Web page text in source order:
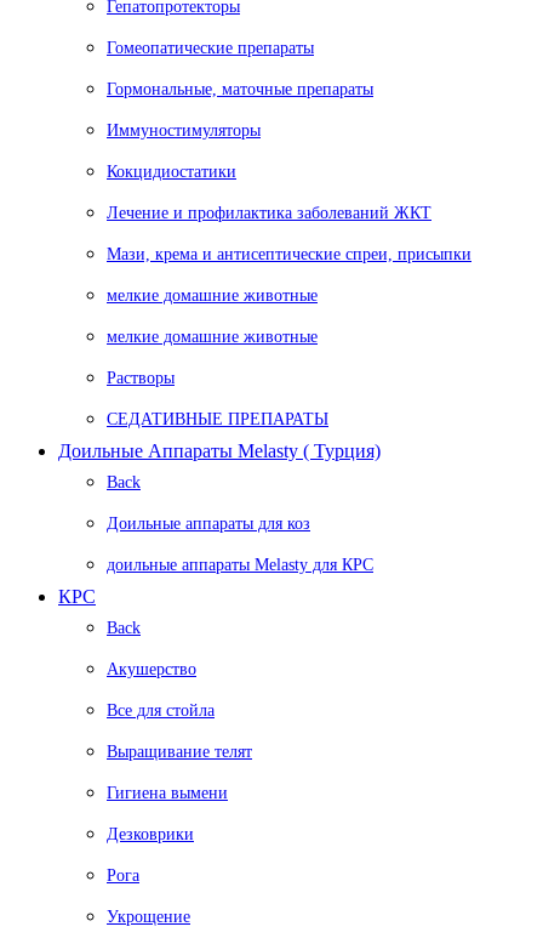
Гепатопротекторы
Гомеопатические препараты
Гормональные, маточные препараты
Иммуностимуляторы
Кокцидиостатики
Лечение и профилактика заболеваний ЖКТ
Мази, крема и антисептические спреи, присыпки
мелкие домашние животные
мелкие домашние животные
Растворы
СЕДАТИВНЫЕ ПРЕПАРАТЫ
Доильные Аппараты Melasty ( Турция)
Back
Доильные аппараты для коз
доильные аппараты Melasty для КРС
КРС
Back
Акушерство
Все для стойла
Выращивание телят
Гигиена вымени
Дезковрики
Рога
Укрощение